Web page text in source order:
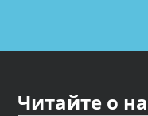
Читайте о